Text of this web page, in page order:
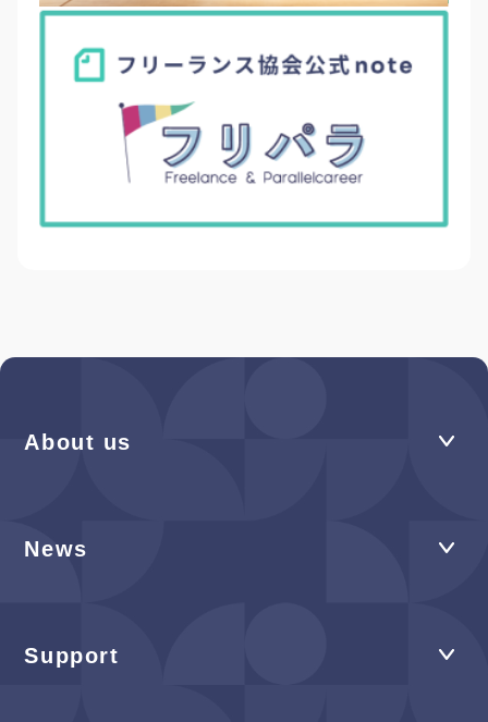
About us
News
Support